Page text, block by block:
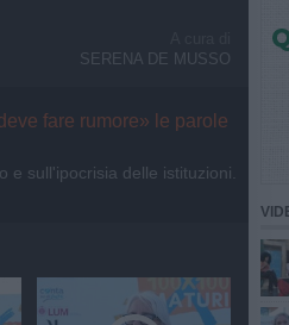
SERENA DE MUSSO
fare rumore» le parole
e sull'ipocrisia delle istituzioni.